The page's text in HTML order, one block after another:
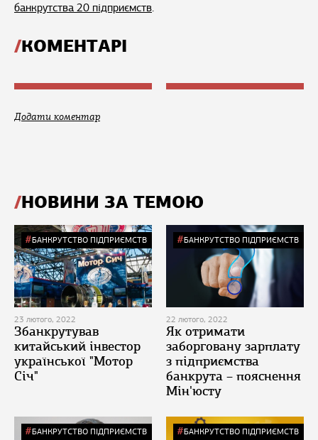
банкрутства 20 підприємств.
КОМЕНТАРІ
Додати коментар
НОВИНИ ЗА ТЕМОЮ
БАНКРУТСТВО ПІДПРИЄМСТВ
23 лютого, 2022
Збанкрутував
китайський інвестор
української "Мотор
Січ"
БАНКРУТСТВО ПІДПРИЄМСТВ
22 лютого, 2022
Як отримати
заборговану зарплату
з підприємства
банкрута – пояснення
Мін'юсту
БАНКРУТСТВО ПІДПРИЄМСТВ БАНКРУТСТВО ПІДПРИЄМСТВ